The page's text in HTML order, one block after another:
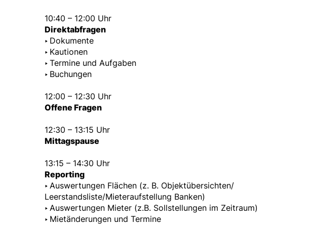
10:40 – 12:00 Uhr
Direktabfragen
‣ Dokumente
‣ Kautionen
‣ Termine und Aufgaben
‣ Buchungen
12:00 – 12:30 Uhr
Offene Fragen
12:30 – 13:15 Uhr
Mittagspause
13:15 – 14:30 Uhr
Reporting
‣ Auswertungen Flächen (z. B. Objektübersichten/
Leerstandsliste/Mieteraufstellung Banken)
‣ Auswertungen Mieter (z.B. Sollstellungen im Zeitraum)
‣ Mietänderungen und Termine